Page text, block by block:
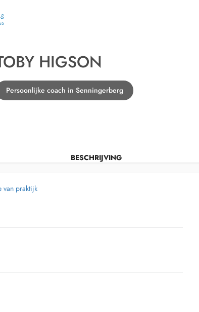
HIGSON
Persoonlijke coach in Senningerberg
BESCHRIJVING
van praktijk